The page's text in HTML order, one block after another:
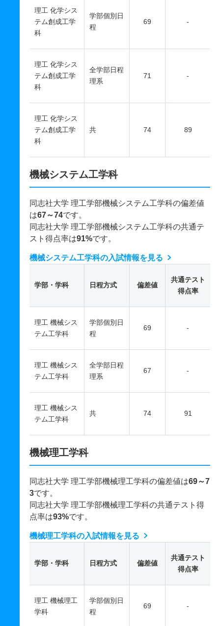
理工 化学シス
テム創成工学
科
学部個別日
程
69 -
理工 化学シス
テム創成工学
科
全学部日程
理系
71 -
理工 化学シス
テム創成工学
科
共 74 89
機械システム工学科
同志社大学 理工学部機械システム工学科の偏差値
は67～74です。
同志社大学 理工学部機械システム工学科の共通テ
スト得点率は91%です。
機械システム工学科の入試情報を見る
学部・学科 日程方式 偏差値
共通テスト
得点率
理工 機械シス
テム工学科
学部個別日
程
69 -
理工 機械シス
テム工学科
全学部日程
理系
67 -
理工 機械シス
テム工学科
共 74 91
機械理工学科
同志社大学 理工学部機械理工学科の偏差値は69～7
3です。
同志社大学 理工学部機械理工学科の共通テスト得
点率は93%です。
機械理工学科の入試情報を見る
学部・学科 日程方式 偏差値
共通テスト
得点率
理工 機械理工
学科
学部個別日
程
69 -